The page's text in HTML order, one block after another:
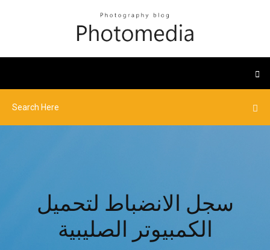
سجل الانضباط لتحميل
الكمبيوتر الصليبية